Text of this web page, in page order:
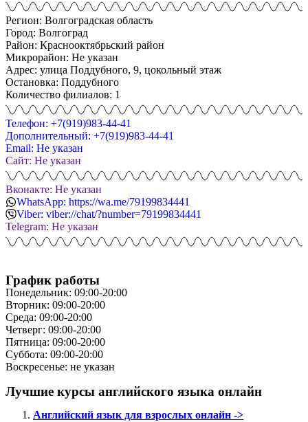
Регион: Волгоградская область
Город: Волгоград
Район: Краснооктябрьский район
Микрорайон: Не указан
Адрес: улица Поддубного, 9, цокольный этаж
Остановка: Поддубного
Количество филиалов: 1
Телефон: +7(919)983-44-41
Дополнительный: +7(919)983-44-41
Email: Не указан
Сайт: Не указан
Вконакте: Не указан
WhatsApp: https://wa.me/79199834441
Viber: viber://chat/?number=79199834441
Telegram: Не указан
График работы
Понедельник: 09:00-20:00
Вторник: 09:00-20:00
Среда: 09:00-20:00
Четверг: 09:00-20:00
Пятница: 09:00-20:00
Суббота: 09:00-20:00
Воскресенье: не указан
Лучшие курсы английского языка онлайн
Английский язык для взрослых онлайн ->